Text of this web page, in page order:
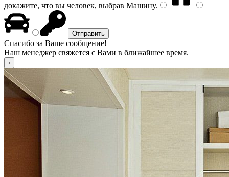
докажите, что вы человек, выбрав Машину.
Спасибо за Ваше сообщение!
Наш менеджер свяжется с Вами в ближайшее время.